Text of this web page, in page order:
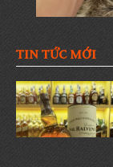
TIN TỨC MỚI